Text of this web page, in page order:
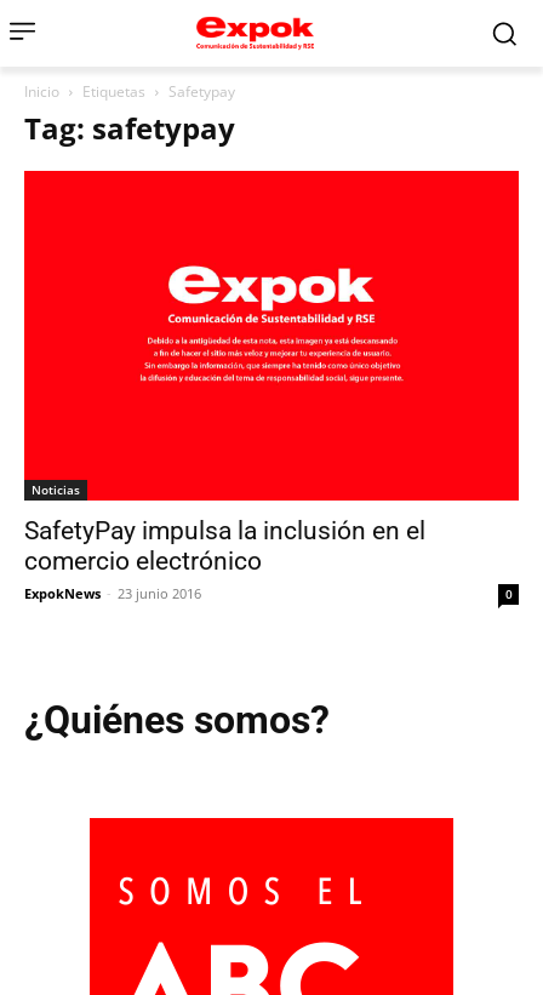
Inicio Etiquetas Safetypay
Tag: safetypay
Noticias
SafetyPay impulsa la inclusión en el
comercio electrónico
ExpokNews - 23 junio 2016 0
¿Quiénes somos?